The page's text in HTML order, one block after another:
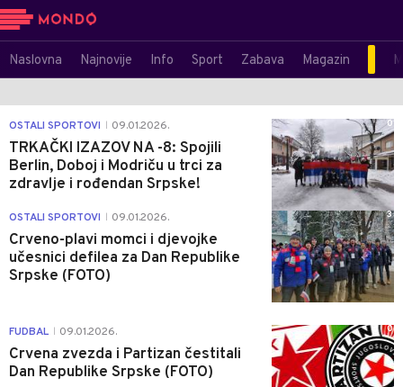
Naslovna Najnovije Info Sport Zabava Magazin
OSTALI SPORTOVI 09.01.2026.
TRKAČKI IZAZOV NA -8: Spojili
Berlin, Doboj i Modriču u trci za
zdravlje i rođendan Srpske!
0
OSTALI SPORTOVI 09.01.2026.
Crveno-plavi momci i djevojke
učesnici defilea za Dan Republike
Srpske (FOTO)
3
FUDBAL 09.01.2026.
Crvena zvezda i Partizan čestitali
Dan Republike Srpske (FOTO)
0